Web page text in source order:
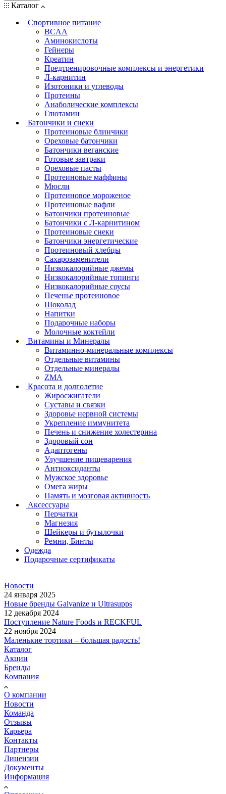
Каталог
Спортивное питание
BCAA
Аминокислоты
Гейнеры
Креатин
Предтренировочные комплексы и энергетики
Л-карнитин
Изотоники и углеводы
Протеины
Анаболические комплексы
Глютамин
Батончики и снеки
Протеиновые блинчики
Ореховые батончики
Батончики веганские
Готовые завтраки
Ореховые пасты
Протеиновые маффины
Мюсли
Протеиновое мороженое
Протеиновые вафли
Батончики протеиновые
Батончики с Л-карнитином
Протеиновые снеки
Батончики энергетические
Протеиновый хлебцы
Сахарозаменители
Низкокалорийные джемы
Низкокалорийные топинги
Низкокалорийные соусы
Печенье протеиновое
Шоколад
Напитки
Подарочные наборы
Молочные коктейли
Витамины и Минералы
Витаминно-минеральные комплексы
Отдельные витамины
Отдельные минералы
ZMA
Красота и долголетие
Жиросжигатели
Суставы и связки
Здоровье нервной системы
Укрепление иммунитета
Печень и снижение холестерина
Здоровый сон
Адаптогены
Улучшение пищеварения
Антиоксиданты
Мужское здоровье
Омега жиры
Память и мозговая активность
Аксессуары
Перчатки
Магнезия
Шейкеры и бутылочки
Ремни, Бинты
Одежда
Подарочные сертификаты
Новости
24 января 2025
Новые бренды Galvanize и Ultrasupps
12 декабря 2024
Поступление Nature Foods и RECKFUL
22 ноября 2024
Маленькие тортики – большая радость!
Каталог
Акции
Бренды
Компания
О компании
Новости
Команда
Отзывы
Карьера
Контакты
Партнеры
Лицензии
Документы
Информация